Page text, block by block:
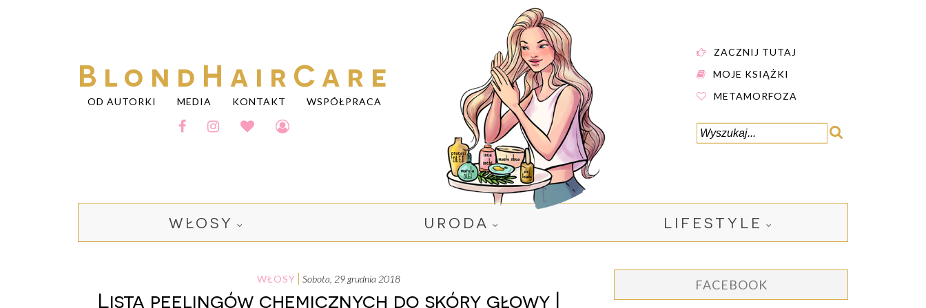
BlondHairCare
OD AUTORKI MEDIA KONTAKT WSPÓŁPRACA
ZACZNIJ TUTAJ
MOJE KSIĄŻKI
METAMORFOZA
WŁOSY URODA LIFESTYLE
WŁOSY sobota, 29 grudnia 2018
Lista peelingów chemicznych do skóry głowy |
FACEBOOK